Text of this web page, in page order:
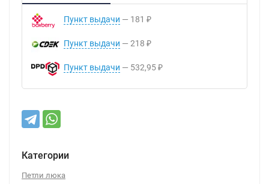
Пункт выдачи 181 ₽
Пункт выдачи 218 ₽
Пункт выдачи 532,95 ₽
Категории
Петли люка